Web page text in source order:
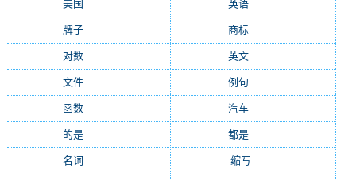
美国 英语(2362)
牌子 商标(2139)
对数 英文(2103)
文件 例句
函数 汽车(1162)
的是 都是(1077)
名词 缩写